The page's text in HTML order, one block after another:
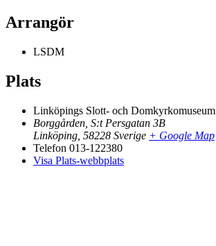
Arrangör
LSDM
Plats
Linköpings Slott- och Domkyrkomuseum
Borggården, S:t Persgatan 3B
Linköping 58228 Sverige + Google Map
Telefon 013-122380
Visa Plats-webbplats